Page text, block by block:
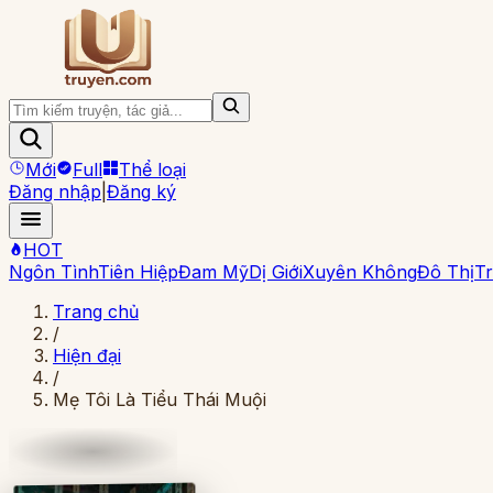
Mới Full
Thể loại
Đăng nhập Đăng ký
HOT
Ngôn TìnhTiên HiệpĐam MỹDị GiớiXuyên KhôngĐô Thị
Trang chủ
/
Hiện đại
/
Mẹ Tôi Là Tiểu Thái Muội